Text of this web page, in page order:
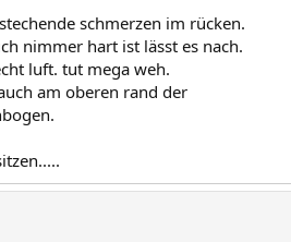
schmerzen im rücken.
nimmer hart ist lässt es nach.
luft. tut mega weh.
am oberen rand der